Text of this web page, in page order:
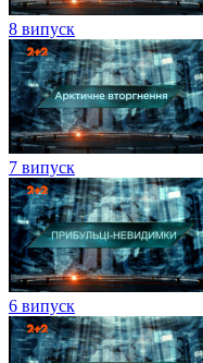
8 випуск
7 випуск
6 випуск